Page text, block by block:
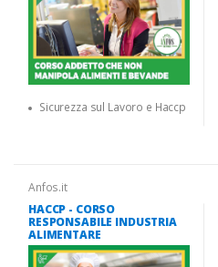
Sicurezza sul Lavoro e Haccp
Anfos.it
HACCP - CORSO
RESPONSABILE INDUSTRIA
ALIMENTARE